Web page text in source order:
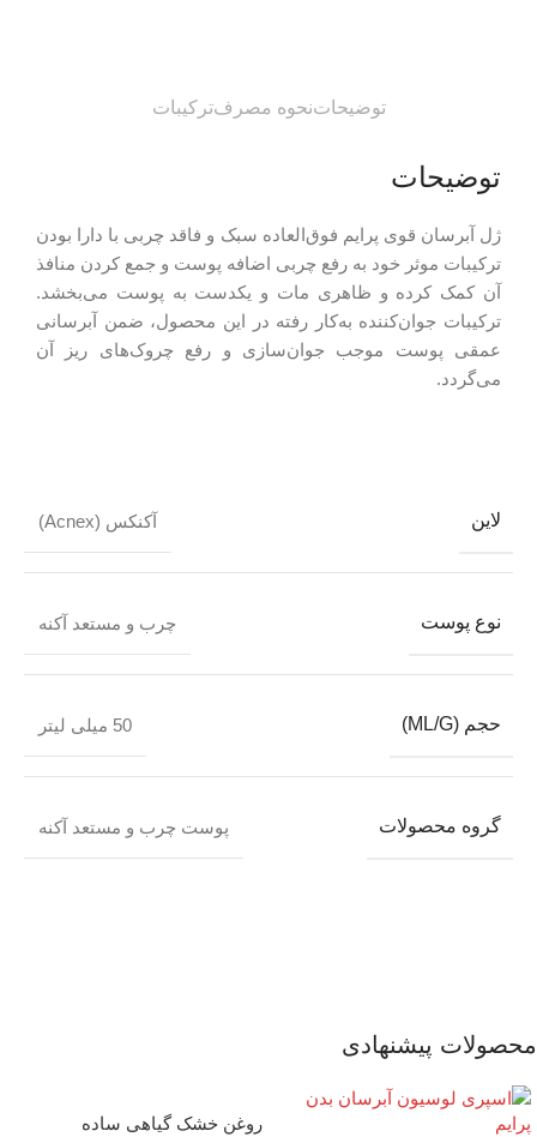
توضیحاتنحوه مصرفترکیبات
توضیحات
ژل آبرسان قوی پرایم فوق‌العاده سبک و فاقد چربی با دارا بودن
ترکیبات موثر خود به رفع چربی اضافه پوست و جمع کردن منافذ
آن کمک کرده و ظاهری مات و یکدست به پوست می‌بخشد.
ترکیبات جوان‌کننده به‌کار رفته در این محصول، ضمن آبرسانی
عمقی پوست موجب جوان‌سازی و رفع چروک‌های ریز آن
می‌گردد.
لاین آکنکس (Acnex)
نوع پوست چرب و مستعد آکنه
حجم (ML/G) 50 میلی لیتر
گروه محصولات پوست چرب و مستعد آکنه
محصولات پیشنهادی
روغن خشک گیاهی ساده